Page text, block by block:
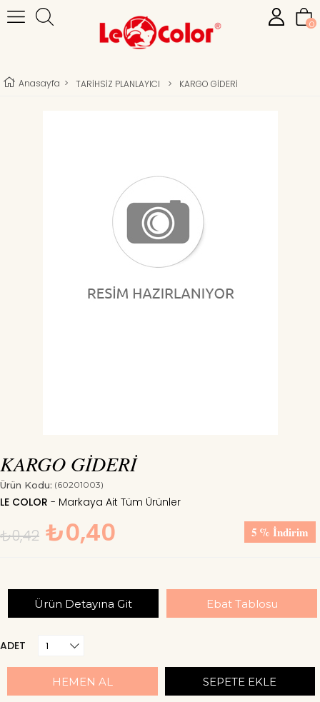
0
Anasayfa > TARİHSİZ PLANLAYICI > KARGO GİDERİ
KARGO GİDERİ
Ürün Kodu: (60201003)
LE COLOR
%
5 İndirim
₺0,42 ₺0,40
Ürün Detayına Git Ebat Tablosu
ADET